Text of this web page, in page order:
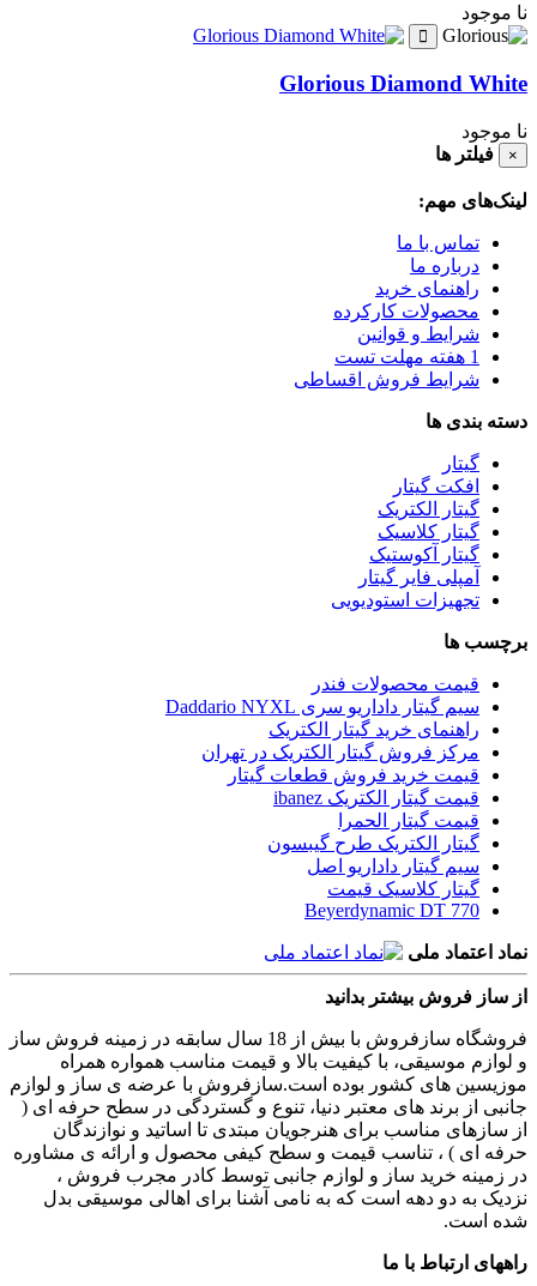
نا موجود
Glorious Diamond White
نا موجود
× فیلتر ها
لینک‌های مهم:
تماس با ما
درباره ما
راهنمای خرید
محصولات کارکرده
شرایط و قوانین
1 هفته مهلت تست
شرایط فروش اقساطی
دسته بندی ها
گیتار
افکت گیتار
گیتار الکتریک
گیتار کلاسیک
گیتار آکوستیک
آمپلی فایر گیتار
تجهیزات استودیویی
برچسب ها
قیمت محصولات فندر
سیم گیتار داداریو سری Daddario NYXL
راهنمای خرید گیتار الکتریک
مرکز فروش گیتار الکتریک در تهران
قیمت خرید فروش قطعات گیتار
قیمت گیتار الکتریک ibanez
قیمت گیتار الحمرا
گیتار الکتریک طرح گیبسون
سیم گیتار داداریو اصل
گیتار کلاسیک قیمت
Beyerdynamic DT 770
نماد اعتماد ملی
از ساز فروش بیشتر بدانید
فروشگاه سازفروش با بیش از 18 سال سابقه در زمینه فروش ساز
و لوازم موسیقی، با کیفیت بالا و قیمت مناسب همواره همراه
موزیسین های کشور بوده است.سازفروش با عرضه ی ساز و لوازم
جانبی از برند های معتبر دنیا، تنوع و گستردگی در سطح حرفه ای (
از سازهای مناسب برای هنرجویان مبتدی تا اساتید و نوازندگان
حرفه ای ) ، تناسب قیمت و سطح کیفی محصول و ارائه ی مشاوره
در زمینه خرید ساز و لوازم جانبی توسط کادر مجرب فروش ،
نزدیک به دو دهه است که به نامی آشنا برای اهالی موسیقی بدل
شده است.
راههای ارتباط با ما